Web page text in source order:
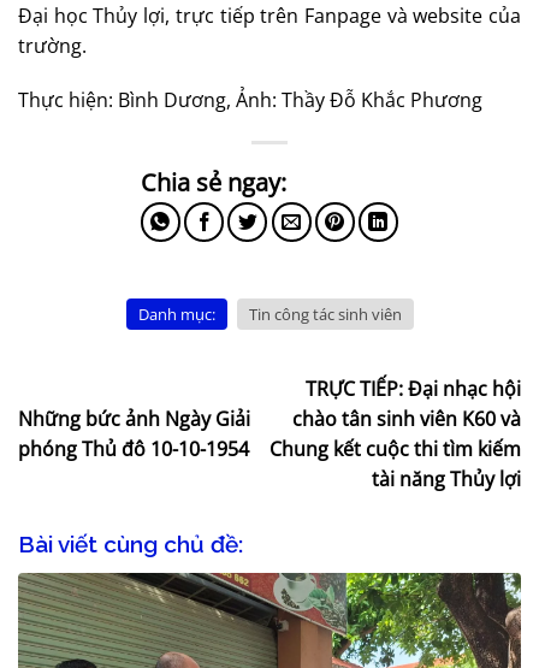
Đại học Thủy lợi, trực tiếp trên Fanpage và website của
trường.
Thực hiện: Bình Dương, Ảnh: Thầy Đỗ Khắc Phương
Danh mục: Tin công tác sinh viên
Những bức ảnh Ngày Giải
phóng Thủ đô 10-10-1954
TRỰC TIẾP: Đại nhạc hội
chào tân sinh viên K60 và
Chung kết cuộc thi tìm kiếm
tài năng Thủy lợi
Bài viết cùng chủ đề: